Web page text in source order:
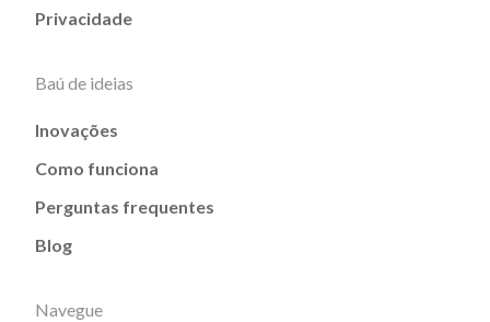
Privacidade
Baú de ideias
Inovações
Como funciona
Perguntas frequentes
Blog
Navegue